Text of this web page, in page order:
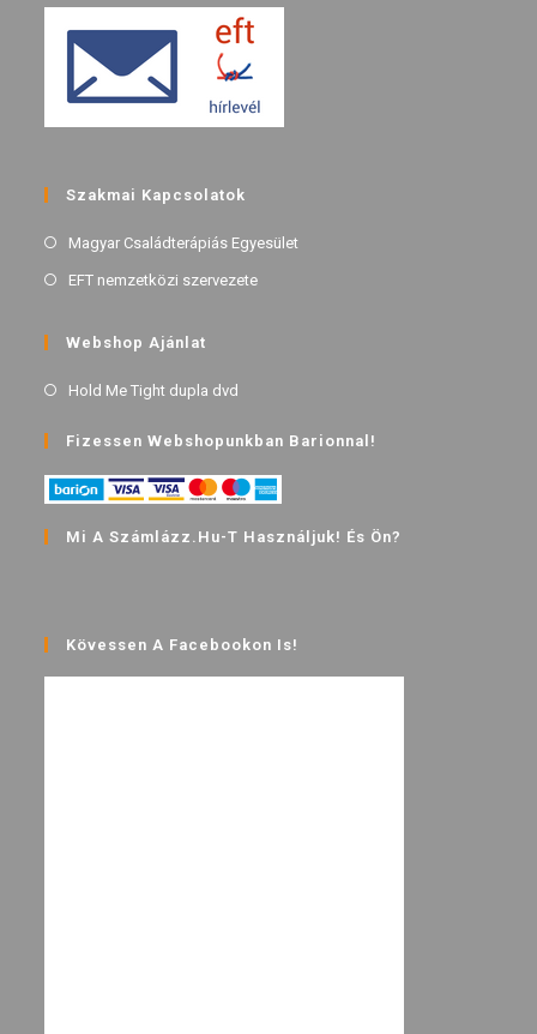
Szakmai Kapcsolatok
Magyar Családterápiás Egyesület
EFT nemzetközi szervezete
Webshop Ajánlat
Hold Me Tight dupla dvd
Fizessen Webshopunkban Barionnal!
Mi A Számlázz.hu-T Használjuk! És Ön?
Kövessen A Facebookon Is!